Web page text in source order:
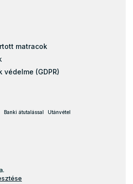
matracok
(GDPR)
Banki átutalással Utánvétel